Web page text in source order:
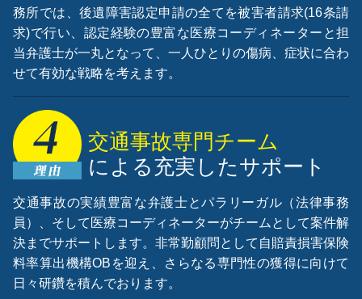
務所では、後遺障害認定申請の全てを被害者請求(16条請
求)で行い、認定経験の豊富な医療コーディネーターと担
当弁護士が一丸となって、一人ひとりの傷病、症状に合わ
せて有効な戦略を考えます。
交通事故専門チーム
による充実したサポート
交通事故の実績豊富な弁護士とパラリーガル（法律事務
員）、そして医療コーディネーターがチームとして案件解
決までサポートします。非常勤顧問として自賠責損害保険
料率算出機構OBを迎え、さらなる専門性の獲得に向けて
日々研鑽を積んでおります。